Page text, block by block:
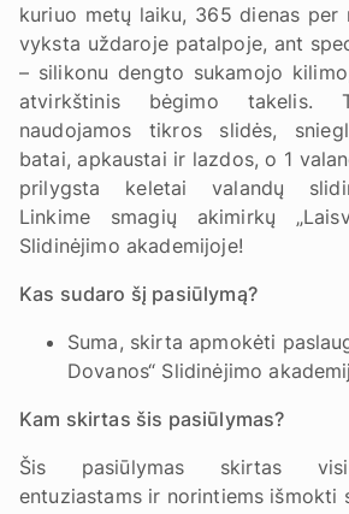
kuriuo metų laiku, 365 dienas per
vyksta uždaroje patalpoje, ant
– silikonu dengto sukamojo
atvirkštinis bėgimo takelis.
naudojamos tikros slidės,
batai, apkaustai ir lazdos, o 1
prilygsta keletai valandų
Linkime smagių akimirkų
Slidinėjimo akademijoje!
Kas sudaro šį pasiūlymą?
Suma, skirta apmokėti
Dovanos“ Slidinėjimo
Kam skirtas šis pasiūlymas?
Šis pasiūlymas skirtas
entuziastams ir norintiems išmokti